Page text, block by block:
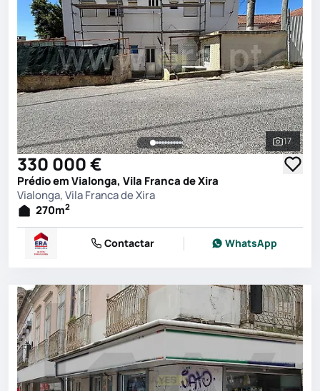
Ver
17
330 000 €
Prédio em Vialonga, Vila Franca de Xira
Vialonga, Vila Franca de Xira
270m2
Contactar WhatsApp